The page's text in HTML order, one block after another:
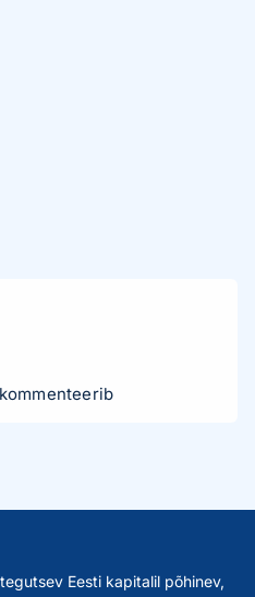
Eesti kapitalil põhinev,